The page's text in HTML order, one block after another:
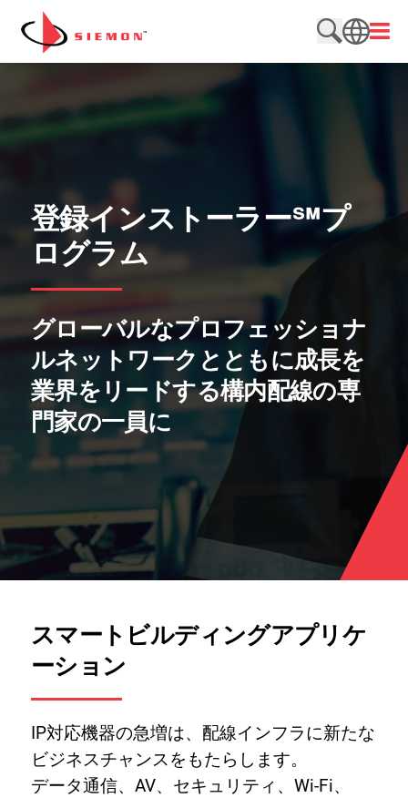
内容をスキップ
検索サイト
メニ
SEARCH
登録インストーラー℠プ
ログラム
グローバルなプロフェッショナ
ルネットワークとともに成長を
業界をリードする構内配線の専
門家の一員に
スマートビルディングアプリケ
ーション
IP対応機器の急増は、配線インフラに新たな
ビジネスチャンスをもたらします。
データ通信、AV、セキュリティ、Wi-Fi、